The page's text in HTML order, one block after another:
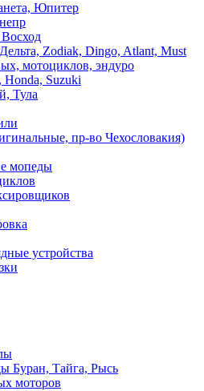
Юпитер
Zodiak, Dingo, Atlant, Must
мотоциклов, эндуро
Honda, Suzuki
Тула
пр-во Чехословакия)
мопеды
устройства
Буран, Тайга, Рысь
моторов